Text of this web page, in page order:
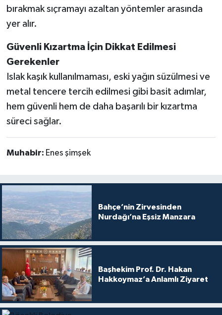
bırakmak sıçramayı azaltan yöntemler arasında
yer alır.
Güvenli Kızartma İçin Dikkat Edilmesi
Gerekenler
Islak kaşık kullanılmaması, eski yağın süzülmesi ve
metal tencere tercih edilmesi gibi basit adımlar,
hem güvenli hem de daha başarılı bir kızartma
süreci sağlar.
Muhabir: Enes şimşek
Bahçe’nin Zirvesinden
Nurdağı’na Eşsiz Manzara
Başhekim Prof. Dr. Hakan
Hakkoymaz’a Anlamlı Ziyaret